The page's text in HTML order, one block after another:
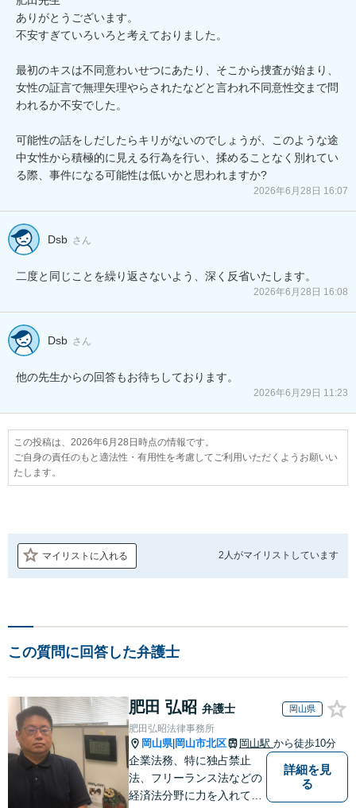
ありがとうございます。
不安すぎていろいろと考えておりました。
最初のキスは不同意わいせつにあたり、そこから捜査が始まり、
女性の証言で無理矢理やらされたなどと言われ不同意性交まで問
われるか不安でした。
可能性の話をしだしたらキリがないのでしょうが、このような途
中女性から積極的に見える行為を行い、揉めることなく別れてい
る際、事件になる可能性は低いかと思われますか?
2026年6月28日 16:07
Dsb さん
二度と同じことを繰り返さないよう、深く反省いたします。
2026年6月28日 16:08
Dsb さん
他の先生からの回答もお待ちしております。
2026年6月29日 11:23
この投稿は、2026年6月28日時点の情報です。
ご自身の責任のもと適法性・有用性を考慮してご利用いただくようお願いい
たします。
マイリストに入れる 2人がマイリストしています
この質問に回答した弁護士
肥田 弘昭 弁護士 岡山県
肥田弘昭法律事務所
岡山県| 岡山市北区 岡山駅 から徒歩10分
企業法務、特に独占禁止
法、フリーランス法などの
経済法分野に力を入れてい
詳細を見
る